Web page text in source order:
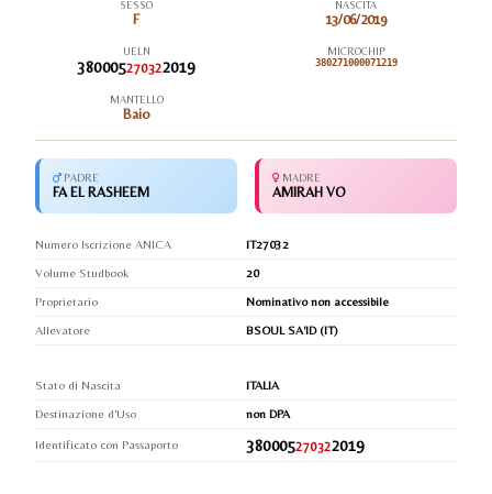
SESSO
F
NASCITA
13/06/2019
UELN
380005270322019
MICROCHIP
380271000071219
MANTELLO
Baio
PADRE
FA EL RASHEEM
MADRE
AMIRAH VO
Numero Iscrizione ANICA
IT27032
Volume Studbook
20
Proprietario
Nominativo non accessibile
Allevatore
BSOUL SA'ID (IT)
Stato di Nascita
ITALIA
Destinazione d'Uso
non DPA
Identificato con Passaporto 380005270322019